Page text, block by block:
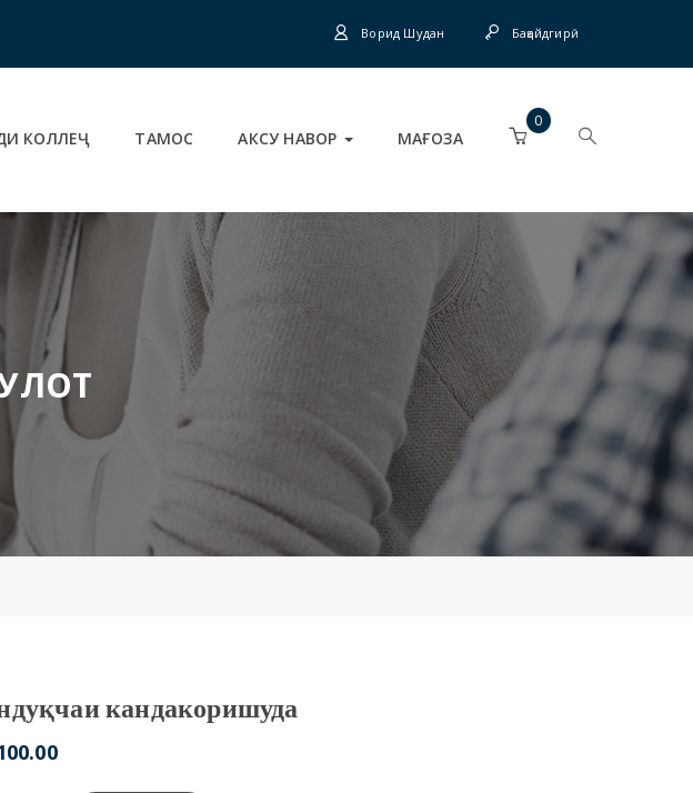
Ворид Шудан Бақайдгирӣ
0
КОЛЛЕҶ ТАМОС АКСУ НАВОР МАҒОЗА
кандакоришуда